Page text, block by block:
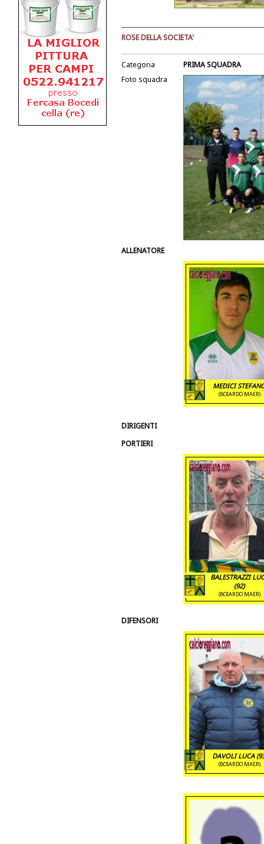
ROSE DELLA SOCIETA'
Categoria
PRIMA SQUADRA
Foto squadra
ALLENATORE
MEDICI
(BOIARDO MAER)
DIRIGENTI
PORTIERI
BALESTRAZZI
(92)
(BOIARDO MAER)
DIFENSORI
DAVOLI LUCA
(BOIARDO MAER)